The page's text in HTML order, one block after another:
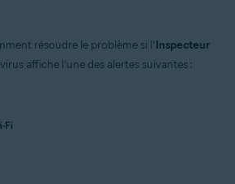
résoudre le problème si l’Inspecteur
affiche l’une des alertes suivantes :
Fi